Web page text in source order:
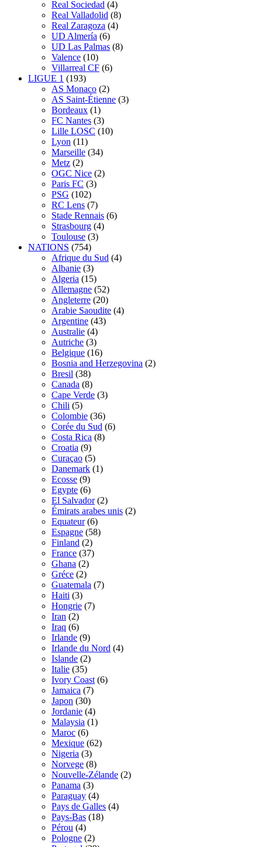
Real Sociedad (4)
Real Valladolid (8)
Real Zaragoza (4)
UD Almería (6)
UD Las Palmas (8)
Valence (10)
Villarreal CF (6)
LIGUE 1 (193)
AS Monaco (2)
AS Saint-Étienne (3)
Bordeaux (1)
FC Nantes (3)
Lille LOSC (10)
Lyon (11)
Marseille (34)
Metz (2)
OGC Nice (2)
Paris FC (3)
PSG (102)
RC Lens (7)
Stade Rennais (6)
Strasbourg (4)
Toulouse (3)
NATIONS (754)
Afrique du Sud (4)
Albanie (3)
Algeria (15)
Allemagne (52)
Angleterre (20)
Arabie Saoudite (4)
Argentine (43)
Australie (4)
Autriche (3)
Belgique (16)
Bosnia and Herzegovina (2)
Bresil (38)
Canada (8)
Cape Verde (3)
Chili (5)
Colombie (36)
Corée du Sud (6)
Costa Rica (8)
Croatia (9)
Curaçao (5)
Danemark (1)
Ecosse (9)
Egypte (6)
El Salvador (2)
Émirats arabes unis (2)
Equateur (6)
Espagne (58)
Finland (2)
France (37)
Ghana (2)
Gréce (2)
Guatemala (7)
Haiti (3)
Hongrie (7)
Iran (2)
Iraq (6)
Irlande (9)
Irlande du Nord (4)
Islande (2)
Italie (35)
Ivory Coast (6)
Jamaica (7)
Japon (30)
Jordanie (4)
Malaysia (1)
Maroc (6)
Mexique (62)
Nigeria (3)
Norvege (8)
Nouvelle-Zélande (2)
Panama (3)
Paraguay (4)
Pays de Galles (4)
Pays-Bas (18)
Pérou (4)
Pologne (2)